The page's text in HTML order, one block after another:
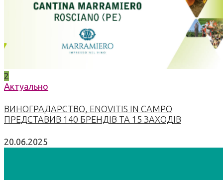
2
Актуально
ВИНОГРАДАРСТВО, ENOVITIS IN CAMPO
ПРЕДСТАВИВ 140 БРЕНДІВ ТА 15 ЗАХОДІВ
20.06.2025